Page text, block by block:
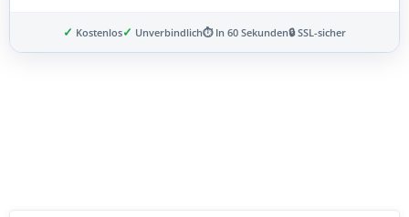
✓ Kostenlos✓ Unverbindlich⏱ In 60 Sekunden🔒 SSL-sicher